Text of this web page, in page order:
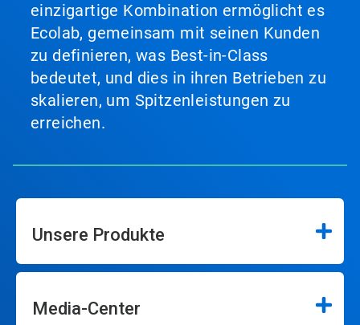
einzigartige Kombination ermöglicht es
Ecolab, gemeinsam mit seinen Kunden
zu definieren, was Best-in-Class
bedeutet, und dies in ihren Betrieben zu
skalieren, um Spitzenleistungen zu
erreichen.
Unsere Produkte
Media-Center